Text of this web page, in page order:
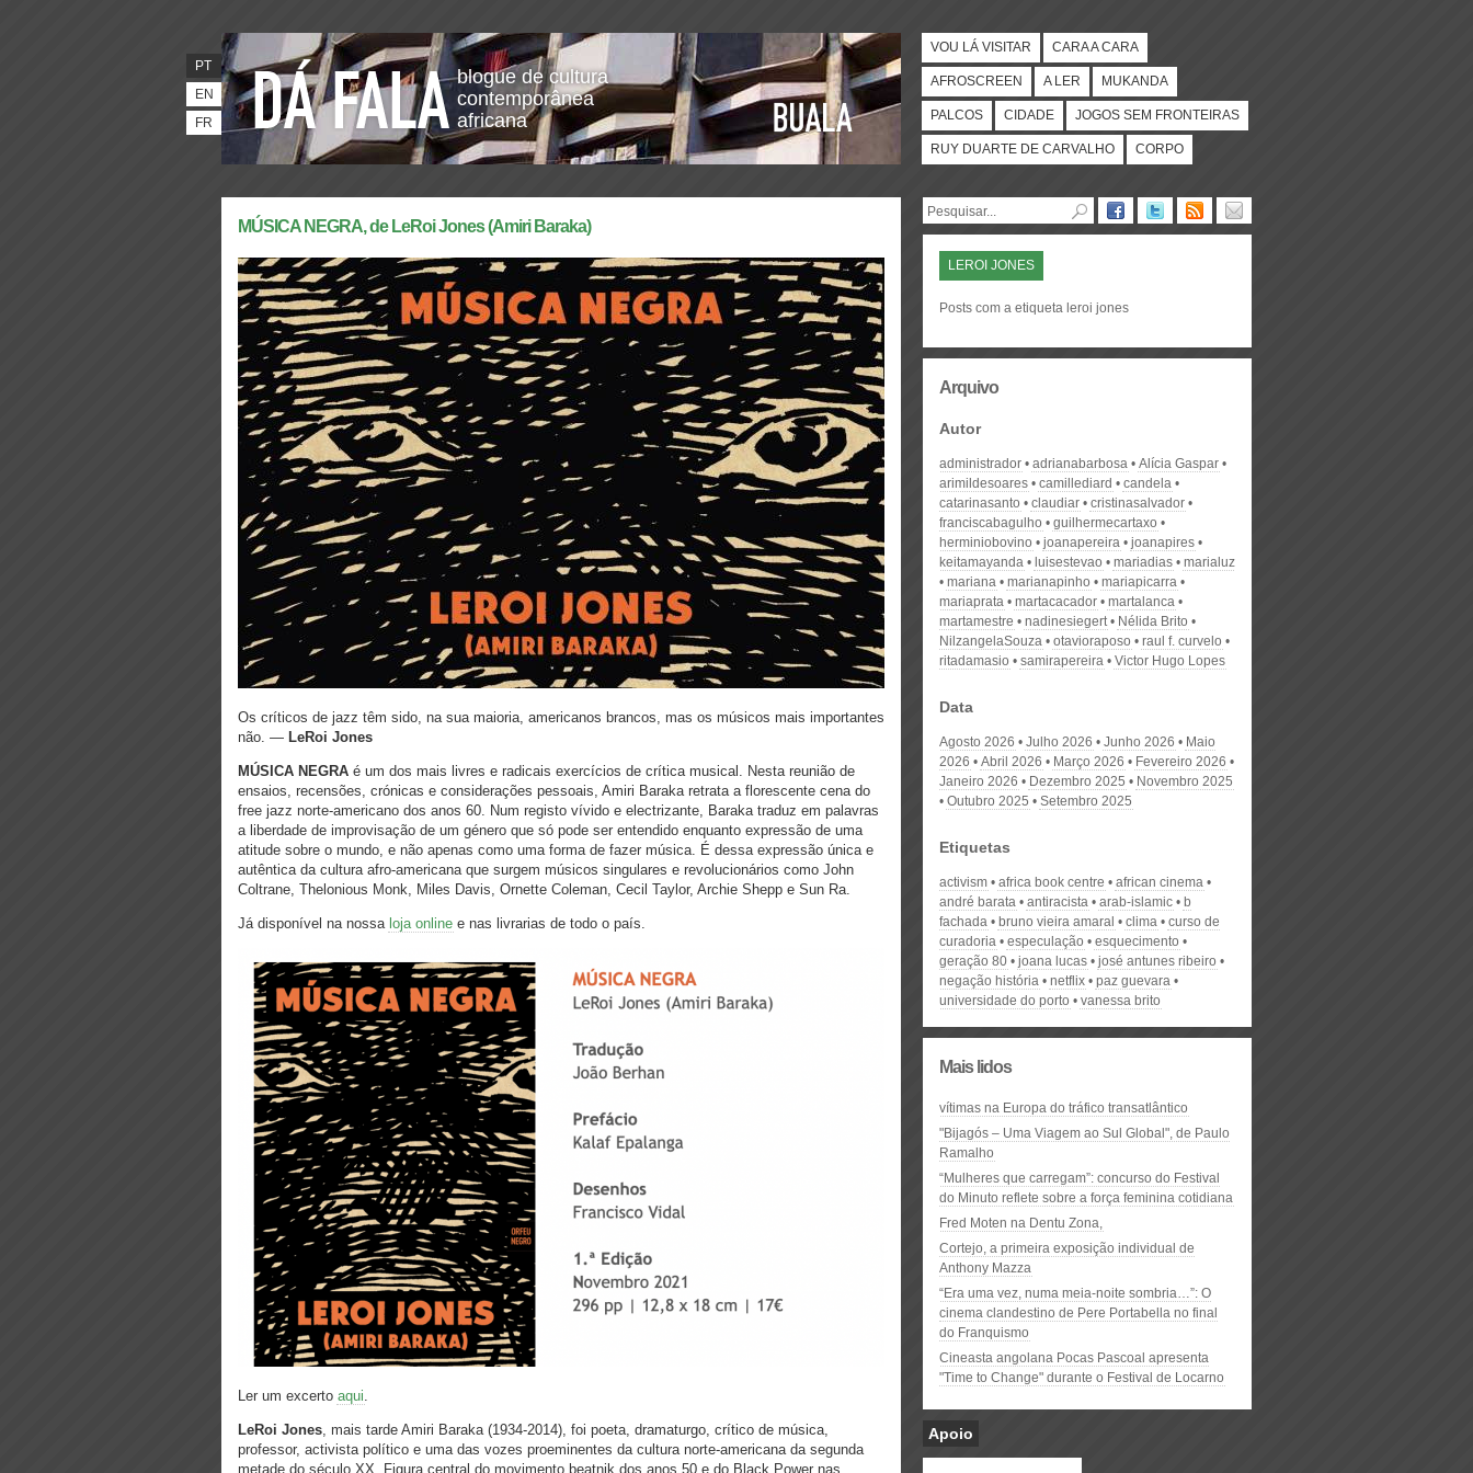
blogue de cultura
contemporânea
africana
PT
EN
FR
VOU LÁ VISITAR CARA A CARA
AFROSCREEN A LER MUKANDA
PALCOS CIDADE JOGOS SEM FRONTEIRAS
RUY DUARTE DE CARVALHO CORPO
MÚSICA NEGRA, de LeRoi Jones (Amiri Baraka)
Os críticos de jazz têm sido, na sua maioria, americanos brancos, mas os músicos mais importantes
não. — LeRoi Jones
MÚSICA NEGRA é um dos mais livres e radicais exercícios de crítica musical. Nesta reunião de
ensaios, recensões, crónicas e considerações pessoais, Amiri Baraka retrata a florescente cena do
free jazz norte-americano dos anos 60. Num registo vívido e electrizante, Baraka traduz em palavras
a liberdade de improvisação de um género que só pode ser entendido enquanto expressão de uma
atitude sobre o mundo, e não apenas como uma forma de fazer música. É dessa expressão única e
autêntica da cultura afro-americana que surgem músicos singulares e revolucionários como John
Coltrane, Thelonious Monk, Miles Davis, Ornette Coleman, Cecil Taylor, Archie Shepp e Sun Ra.
Já disponível na nossa loja online e nas livrarias de todo o país.
Ler um excerto aqui.
LeRoi Jones, mais tarde Amiri Baraka (1934-2014), foi poeta, dramaturgo, crítico de música,
professor, activista político e uma das vozes proeminentes da cultura norte-americana da segunda
metade do século XX. Figura central do movimento beatnik dos anos 50 e do Black Power nas
LEROI JONES
Posts com a etiqueta leroi jones
Arquivo
Autor
administrador adrianabarbosa
Alícia Gaspar
arimildesoares
camillediard
candela
catarinasanto
claudiar
cristinasalvador
franciscabagulho
guilhermecartaxo
herminiobovino
joanapereira
joanapires
keitamayanda
luisestevao mariadias
marialuz
mariana
marianapinho
mariapicarra
mariaprata
martacacador
martalanca
martamestre
nadinesiegert
Nélida Brito
NilzangelaSouza
otavioraposo
raul f. curvelo
ritadamasio
samirapereira Victor Hugo Lopes
Data
Agosto 2026 Julho 2026 Junho 2026
Maio
2026
Abril 2026 Março 2026
Fevereiro 2026
Janeiro 2026
Dezembro 2025
Novembro 2025
Outubro 2025
Setembro 2025
Etiquetas
activism africa book centre
african cinema
andré barata
antiracista arab-islamic
b
fachada
bruno vieira amaral clima
curso de
curadoria
especulação
esquecimento
geração 80
joana lucas
josé antunes ribeiro
negação história
netflix
paz guevara
universidade do porto
vanessa brito
Mais lidos
vítimas na Europa do tráfico transatlântico
"Bijagós – Uma Viagem ao Sul Global", de Paulo
Ramalho
“Mulheres que carregam”: concurso do Festival
do Minuto reflete sobre a força feminina cotidiana
Fred Moten na Dentu Zona,
Cortejo, a primeira exposição individual de
Anthony Mazza
“Era uma vez, numa meia-noite sombria…”: O
cinema clandestino de Pere Portabella no final
do Franquismo
Cineasta angolana Pocas Pascoal apresenta
"Time to Change" durante o Festival de Locarno
Apoio